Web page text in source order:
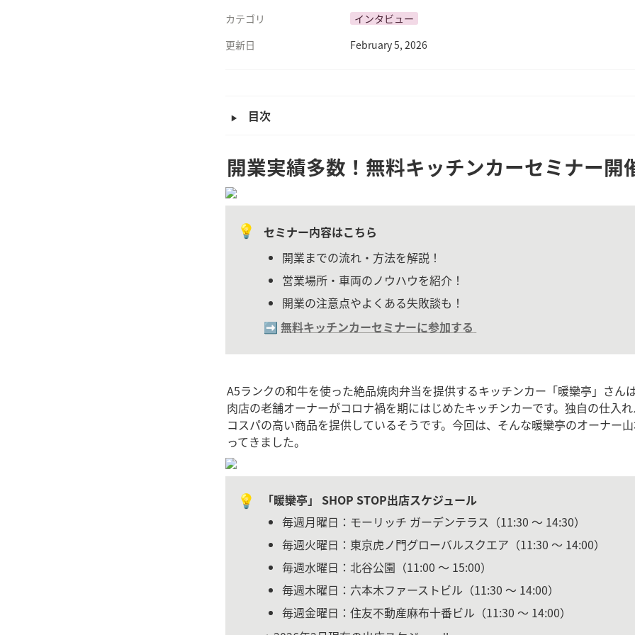
カテゴリ
インタビュー
更新日
February 5, 2026
‣ 目次
開業実績多数！無料キッチンカーセミナー開
💡
セミナー内容はこちら
開業までの流れ・方法を解説！
営業場所・車両のノウハウを紹介！
開業の注意点やよくある失敗談も！
➡️ 無料キッチンカーセミナーに参加する
A5ランクの和牛を使った絶品焼肉弁当を提供するキッチンカー「暖欒亭」さん
肉店の老舗オーナーがコロナ禍を期にはじめたキッチンカーです。独自の仕入
コスパの高い商品を提供しているそうです。今回は、そんな暖欒亭のオーナー
ってきました。
💡
「暖欒亭」 SHOP STOP出店スケジュール
毎週月曜日：モーリッチ ガーデンテラス（11:30 〜 14:30）
毎週火曜日：東京虎ノ門グローバルスクエア（11:30 〜 14:00）
毎週水曜日：北谷公園（11:00 〜 15:00）
毎週木曜日：六本木ファーストビル（11:30 〜 14:00）
毎週金曜日：住友不動産麻布十番ビル（11:30 〜 14:00）